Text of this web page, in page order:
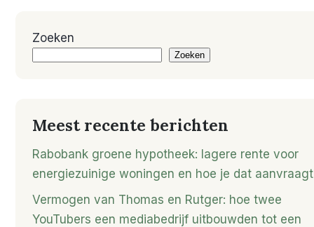
Zoeken
Zoeken
Meest recente berichten
Rabobank groene hypotheek: lagere rente voor
energiezuinige woningen en hoe je dat aanvraagt
Vermogen van Thomas en Rutger: hoe twee
YouTubers een mediabedrijf uitbouwden tot een